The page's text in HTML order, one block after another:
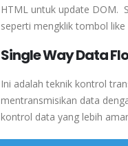
HTML untuk update DOM.
seperti mengklik tombol
Single Way Data
Ini adalah teknik kontrol
mentransmisikan data
kontrol data yang lebih